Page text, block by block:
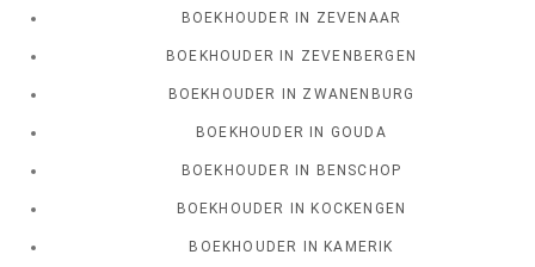
BOEKHOUDER IN ZEVENAAR
BOEKHOUDER IN ZEVENBERGEN
BOEKHOUDER IN ZWANENBURG
BOEKHOUDER IN GOUDA
BOEKHOUDER IN BENSCHOP
BOEKHOUDER IN KOCKENGEN
BOEKHOUDER IN KAMERIK